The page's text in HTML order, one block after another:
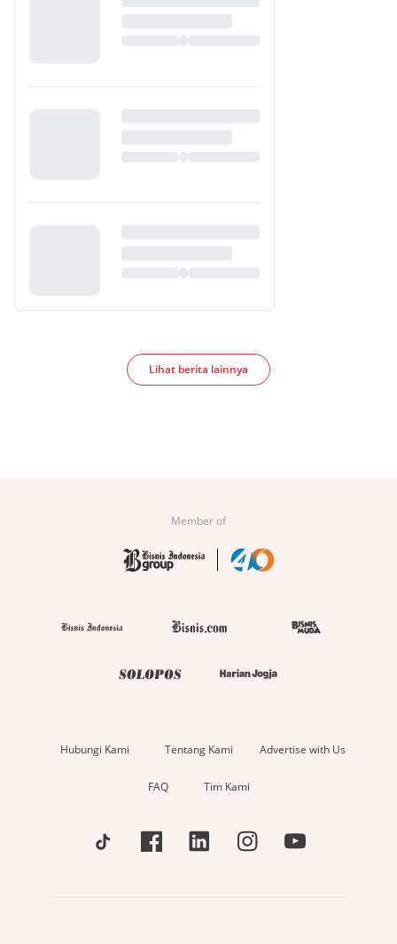
Lihat berita lainnya
Member of
Hubungi Kami Tentang Kami Advertise with Us
FAQ Tim Kami